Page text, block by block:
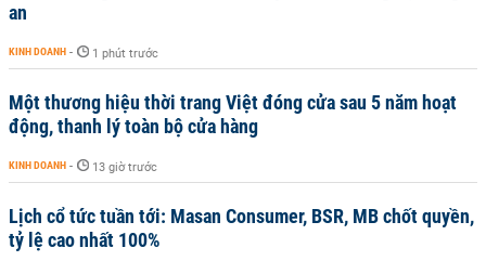
an
KINH DOANH - 1 phút trước
Một thương hiệu thời trang Việt đóng cửa sau 5 năm hoạt
động, thanh lý toàn bộ cửa hàng
KINH DOANH - 13 giờ trước
Lịch cổ tức tuần tới: Masan Consumer, BSR, MB chốt quyền,
tỷ lệ cao nhất 100%